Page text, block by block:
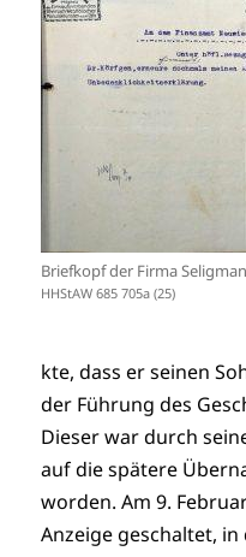
Briefkopf der Firma
HHStAW 685 705a (25)
kte, dass er seinen
der Führung des
Dieser war durch
auf die spätere
worden. Am 9.
Anzeige geschaltet,